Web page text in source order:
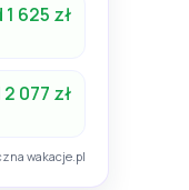
1 625 zł
077 zł
wakacje.pl